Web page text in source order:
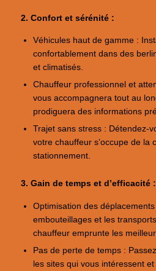
2. Confort et sérénité :
Véhicules haut de gamme :
confortablement dans des
et climatisés.
Chauffeur professionnel et
vous accompagnera tout au
prodiguera des informations
Trajet sans stress : Détendez-
votre chauffeur s’occupe de la
stationnement.
3. Gain de temps et d’efficacité :
Optimisation des
embouteillages et les
chauffeur emprunte les
Pas de perte de temps :
les sites qui vous intéressent